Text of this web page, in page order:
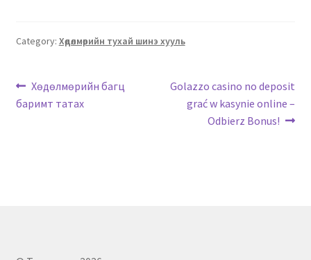
Category: Хөдөлмөрийн тухай шинэ хууль
Хөдөлмөрийн багц
баримт татах
Golazzo casino no deposit
grać w kasynie online –
Odbierz Bonus!